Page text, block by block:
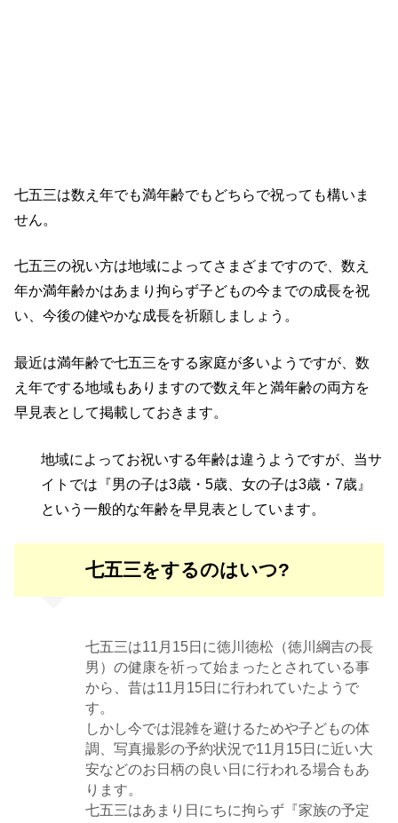
七五三は数え年でも満年齢でもどちらで祝っても構いま
せん。
七五三の祝い方は地域によってさまざまですので、数え
年か満年齢かはあまり拘らず子どもの今までの成長を祝
い、今後の健やかな成長を祈願しましょう。
最近は満年齢で七五三をする家庭が多いようですが、数
え年でする地域もありますので数え年と満年齢の両方を
早見表として掲載しておきます。
地域によってお祝いする年齢は違うようですが、当サ
イトでは『男の子は3歳・5歳、女の子は3歳・7歳』
という一般的な年齢を早見表としています。
七五三をするのはいつ?
七五三は11月15日に徳川徳松（徳川綱吉の長
男）の健康を祈って始まったとされている事
から、昔は11月15日に行われていたようで
す。
しかし今では混雑を避けるためや子どもの体
調、写真撮影の予約状況で11月15日に近い大
安などのお日柄の良い日に行われる場合もあ
ります。
七五三はあまり日にちに拘らず『家族の予定